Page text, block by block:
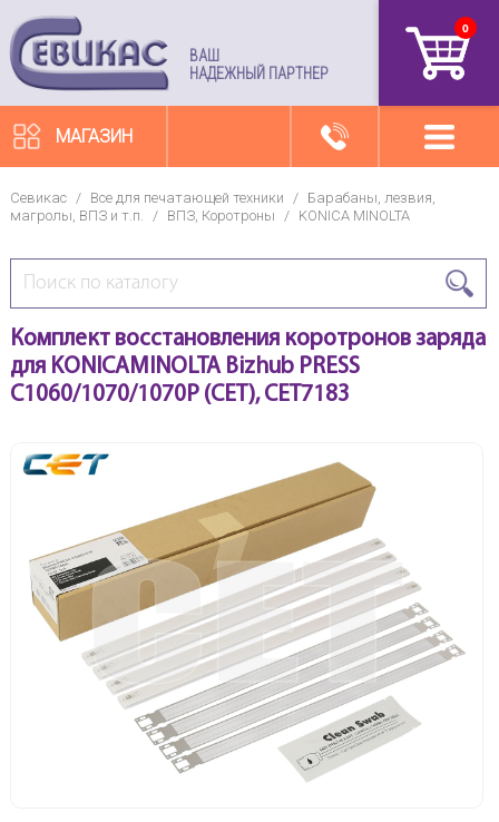
ВАШ
НАДЕЖНЫЙ ПАРТНЕР
0
МАГАЗИН
Севикас / Все для печатающей техники /
Барабаны, лезвия,
магролы, ВПЗ и т.п. / ВПЗ, Коротроны / KONICA MINOLTA
Комплект восстановления коротронов заряда
для KONICAMINOLTA Bizhub PRESS
C1060/1070/1070P (CET), CET7183